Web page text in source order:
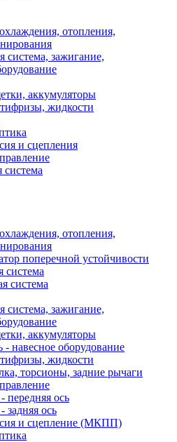
отопления,
система, зажигание,
аккумуляторы
жидкости
и сцепления
система
отопления,
поперечной устойчивости
система
система
система, зажигание,
аккумуляторы
- навесное оборудование
жидкости
торсионы, задние рычаги
передняя ось
задняя ось
и сцепление (МКПП)